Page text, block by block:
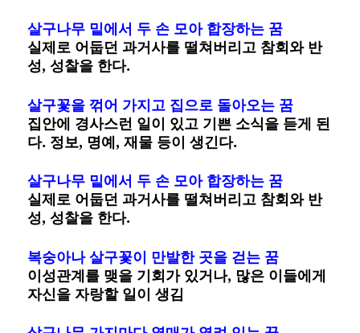
살구나무 밑에서 두 손 모아 합장하는 꿈
실제로 어둡던 과거사를 떨쳐버리고 참회와 반
성, 성찰을 한다.
살구꽃을 꺾어 가지고 집으로 돌아오는 꿈
집안에 경사스런 일이 있고 기쁜 소식을 듣게 된
다. 정보, 명예, 재물 등이 생긴다.
살구나무 밑에서 두 손 모아 합장하는 꿈
실제로 어둡던 과거사를 떨쳐버리고 참회와 반
성, 성찰을 한다.
복숭아나 살구꽃이 만발한 곳을 걷는 꿈
이성관계를 맺을 기회가 있거나, 많은 이들에게
자신을 자랑할 일이 생김